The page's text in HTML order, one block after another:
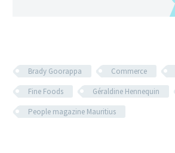
Brady Goorappa Commerce
Fine Foods
Géraldine Hennequin
People magazine Mauritius